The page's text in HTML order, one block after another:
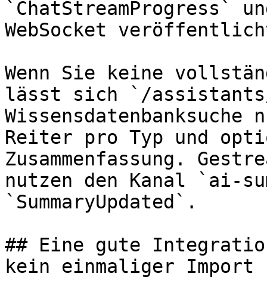
`ChatStreamProgress`
WebSocket
Wenn Sie keine
lässt sich `/
Reiter pro Typ und
Zusammenfassung.
nutzen den Kanal `ai-
`SummaryUpdated`.
## Eine gute
kein einmaliger Import